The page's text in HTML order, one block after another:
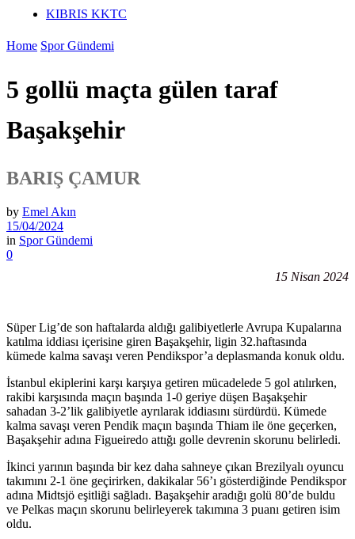
KIBRIS KKTC
Home Spor Gündemi
5 gollü maçta gülen taraf
Başakşehir
BARIŞ ÇAMUR
by Emel Akın
15/04/2024
in Spor Gündemi
0
15 Nisan 2024
Süper Lig’de son haftalarda aldığı galibiyetlerle Avrupa Kupalarına
katılma iddiası içerisine giren Başakşehir, ligin 32.haftasında
kümede kalma savaşı veren Pendikspor’a deplasmanda konuk oldu.
İstanbul ekiplerini karşı karşıya getiren mücadelede 5 gol atılırken,
rakibi karşısında maçın başında 1-0 geriye düşen Başakşehir
sahadan 3-2’lik galibiyetle ayrılarak iddiasını sürdürdü. Kümede
kalma savaşı veren Pendik maçın başında Thiam ile öne geçerken,
Başakşehir adına Figueiredo attığı golle devrenin skorunu belirledi.
İkinci yarının başında bir kez daha sahneye çıkan Brezilyalı oyuncu
takımını 2-1 öne geçirirken, dakikalar 56’ı gösterdiğinde Pendikspor
adına Midtsjö eşitliği sağladı. Başakşehir aradığı golü 80’de buldu
ve Pelkas maçın skorunu belirleyerek takımına 3 puanı getiren isim
oldu.